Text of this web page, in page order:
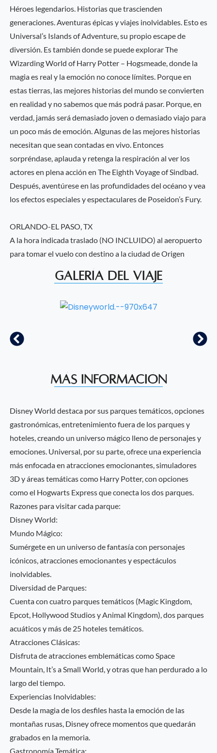
Héroes legendarios. Historias que trascienden
generaciones. Aventuras épicas y viajes inolvidables. Esto es
Universal’s Islands of Adventure, su propio escape de
diversión. Es también donde se puede explorar The
Wizarding World of Harry Potter – Hogsmeade, donde la
magia es real y la emoción no conoce límites. Porque en
estas tierras, las mejores historias del mundo se convierten
en realidad y no sabemos que más podrá pasar. Porque, en
verdad, jamás será demasiado joven o demasiado viajo para
un poco más de emoción. Algunas de las mejores historias
necesitan que sean contadas en vivo. Entonces
sorpréndase, aplauda y retenga la respiración al ver los
actores en plena acción en The Eighth Voyage of Sindbad.
Después, aventúrese en las profundidades del océano y vea
los efectos especiales y espectaculares de Poseidon’s Fury.
ORLANDO-EL PASO, TX
A la hora indicada traslado (NO INCLUIDO) al aeropuerto
para tomar el vuelo con destino a la ciudad de Origen
Galería del Viaje
Más información
Disney World destaca por sus parques temáticos, opciones
gastronómicas, entretenimiento fuera de los parques y
hoteles, creando un universo mágico lleno de personajes y
emociones. Universal, por su parte, ofrece una experiencia
más enfocada en atracciones emocionantes, simuladores
3D y áreas temáticas como Harry Potter, con opciones
como el Hogwarts Express que conecta los dos parques.
Razones para visitar cada parque:
Disney World:
Mundo Mágico:
Sumérgete en un universo de fantasía con personajes
icónicos, atracciones emocionantes y espectáculos
inolvidables.
Diversidad de Parques:
Cuenta con cuatro parques temáticos (Magic Kingdom,
Epcot, Hollywood Studios y Animal Kingdom), dos parques
acuáticos y más de 25 hoteles temáticos.
Atracciones Clásicas:
Disfruta de atracciones emblemáticas como Space
Mountain, It’s a Small World, y otras que han perdurado a lo
largo del tiempo.
Experiencias Inolvidables:
Desde la magia de los desfiles hasta la emoción de las
montañas rusas, Disney ofrece momentos que quedarán
grabados en la memoria.
Gastronomía Temática: